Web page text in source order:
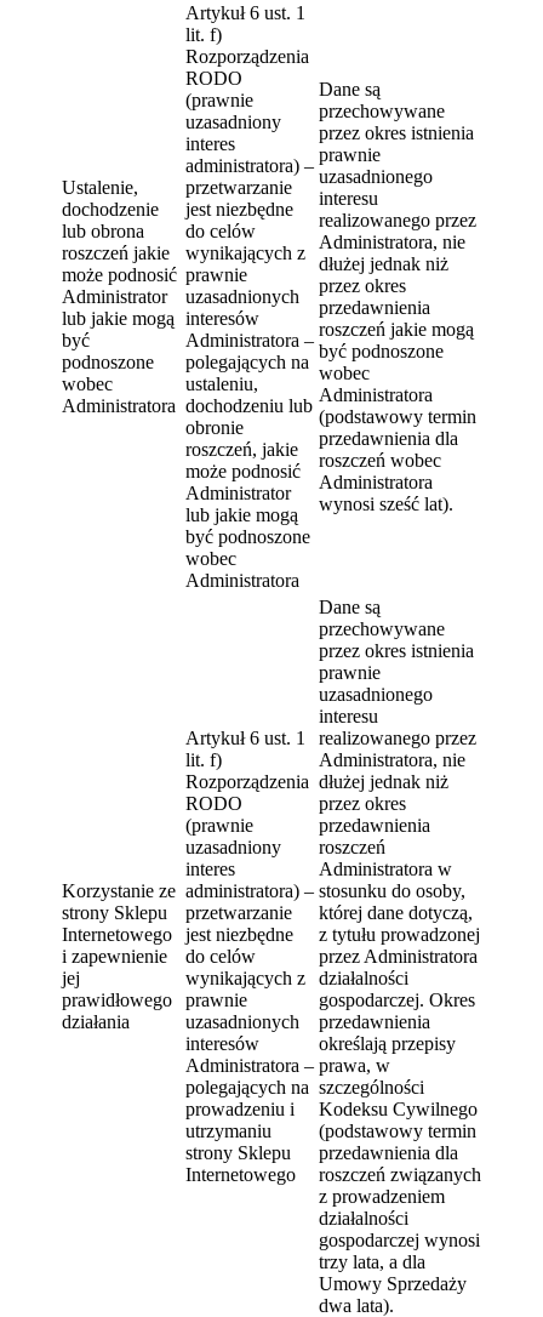
Ustalenie,
dochodzenie
lub obrona
roszczeń jakie
może podnosić
Administrator
lub jakie mogą
być
podnoszone
wobec
Administratora
Artykuł 6 ust. 1
lit. f)
Rozporządzenia
RODO
(prawnie
uzasadniony
interes
administratora) –
przetwarzanie
jest niezbędne
do celów
wynikających z
prawnie
uzasadnionych
interesów
Administratora –
polegających na
ustaleniu,
dochodzeniu lub
obronie
roszczeń, jakie
może podnosić
Administrator
lub jakie mogą
być podnoszone
wobec
Administratora
Dane są
przechowywane
przez okres istnienia
prawnie
uzasadnionego
interesu
realizowanego przez
Administratora, nie
dłużej jednak niż
przez okres
przedawnienia
roszczeń jakie mogą
być podnoszone
wobec
Administratora
(podstawowy termin
przedawnienia dla
roszczeń wobec
Administratora
wynosi sześć lat).
Korzystanie ze
strony Sklepu
Internetowego
i zapewnienie
jej
prawidłowego
działania
Artykuł 6 ust. 1
lit. f)
Rozporządzenia
RODO
(prawnie
uzasadniony
interes
administratora) –
przetwarzanie
jest niezbędne
do celów
wynikających z
prawnie
uzasadnionych
interesów
Administratora –
polegających na
prowadzeniu i
utrzymaniu
strony Sklepu
Internetowego
Dane są
przechowywane
przez okres istnienia
prawnie
uzasadnionego
interesu
realizowanego przez
Administratora, nie
dłużej jednak niż
przez okres
przedawnienia
roszczeń
Administratora w
stosunku do osoby,
której dane dotyczą,
z tytułu prowadzonej
przez Administratora
działalności
gospodarczej. Okres
przedawnienia
określają przepisy
prawa, w
szczególności
Kodeksu Cywilnego
(podstawowy termin
przedawnienia dla
roszczeń związanych
z prowadzeniem
działalności
gospodarczej wynosi
trzy lata, a dla
Umowy Sprzedaży
dwa lata).